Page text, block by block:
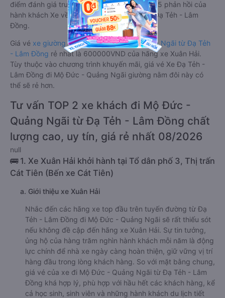
điểm đánh giá trung bình từ 4.4/5 dựa trên 25 phản hồi của
hành khách Xe về Mộ Đức - Quảng Ngãi từ Đạ Tẻh - Lâm
Đồng.
Giá vé xe giường nằm đôi đi Mộ Đức - Quảng Ngãi từ Đạ Tẻh
- Lâm Đồng rẻ nhất là 600000VND của hãng xe Xuân Hải.
Tùy thuộc vào chương trình khuyến mãi, giá vé Xe Đạ Tẻh -
Lâm Đồng đi Mộ Đức - Quảng Ngãi giường nằm đôi này có
thể sẽ rẻ hơn.
Tư vấn TOP 2 xe khách đi Mộ Đức -
Quảng Ngãi từ Đạ Tẻh - Lâm Đồng chất
lượng cao, uy tín, giá rẻ nhất 08/2026
null
🚌 1. Xe Xuân Hải khởi hành tại Tổ dân phố 3, Thị trấn
Cát Tiên (Bến xe Cát Tiên)
a. Giới thiệu xe Xuân Hải
Nhắc đến các hãng xe top đầu trên tuyến đường từ Đạ
Tẻh - Lâm Đồng đi Mộ Đức - Quảng Ngãi sẽ rất thiếu sót
nếu không đề cập đến hãng xe Xuân Hải. Sự tin tưởng,
ủng hộ của hàng trăm nghìn hành khách mỗi năm là động
lực chính để nhà xe ngày càng hoàn thiện, giữ vững vị trí
hàng đầu trong lòng khách hàng. So với mặt bằng chung,
giá vé của xe đi Mộ Đức - Quảng Ngãi từ Đạ Tẻh - Lâm
Đồng khá hợp lý, phù hợp với hầu hết các khách hàng, kể
cả học sinh, sinh viên và những hành khách du lịch tiết